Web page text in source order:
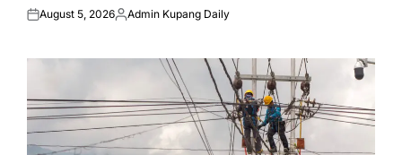
Posted
August 5, 2026Posted
Admin Kupang Daily